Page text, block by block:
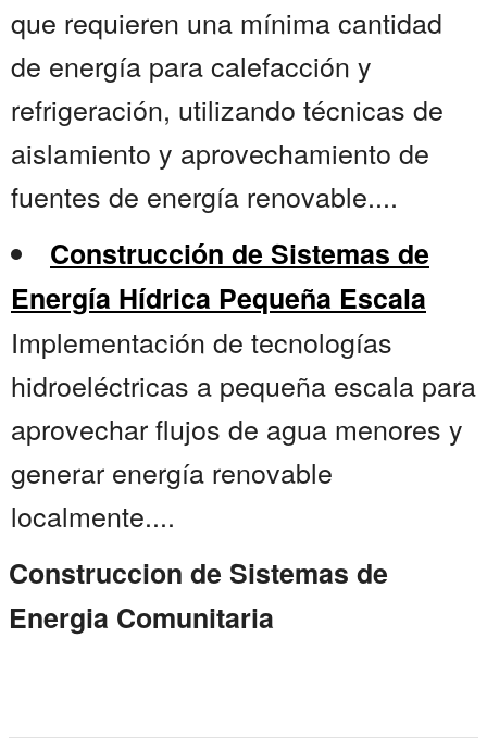
que requieren una mínima cantidad
de energía para calefacción y
refrigeración, utilizando técnicas de
aislamiento y aprovechamiento de
fuentes de energía renovable....
Construcción de Sistemas de
Energía Hídrica Pequeña Escala
Implementación de tecnologías
hidroeléctricas a pequeña escala para
aprovechar flujos de agua menores y
generar energía renovable
localmente....
Construccion de Sistemas de
Energia Comunitaria